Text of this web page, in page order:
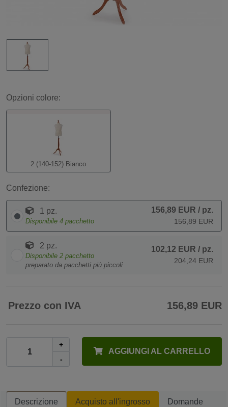
Opzioni colore:
2 (140-152) Bianco
Confezione:
1 pz.
Disponibile 4 pacchetto
156,89 EUR / pz.
156,89 EUR
2 pz.
Disponibile 2 pacchetto
preparato da pacchetti più piccoli
102,12 EUR / pz.
204,24 EUR
Prezzo con IVA 156,89 EUR
+
-
AGGIUNGI AL CARRELLO
Descrizione Acquisto all'ingrosso Domande